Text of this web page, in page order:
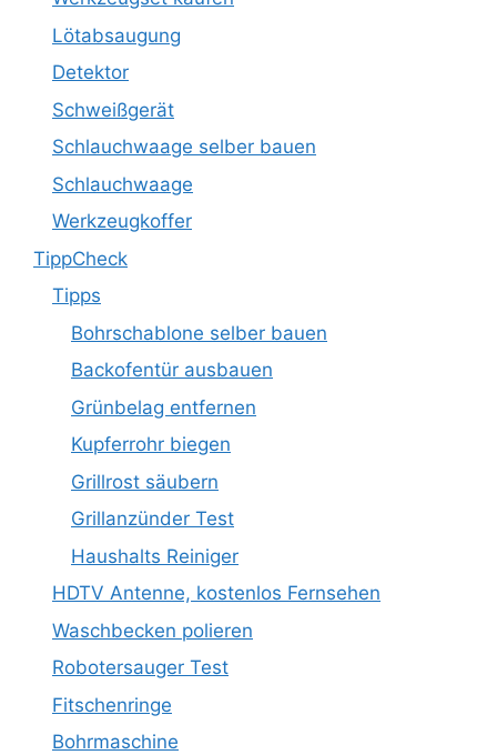
Lötabsaugung
Detektor
Schweißgerät
Schlauchwaage selber bauen
Schlauchwaage
Werkzeugkoffer
TippCheck
Tipps
Bohrschablone selber bauen
Backofentür ausbauen
Grünbelag entfernen
Kupferrohr biegen
Grillrost säubern
Grillanzünder Test
Haushalts Reiniger
HDTV Antenne, kostenlos Fernsehen
Waschbecken polieren
Robotersauger Test
Fitschenringe
Bohrmaschine